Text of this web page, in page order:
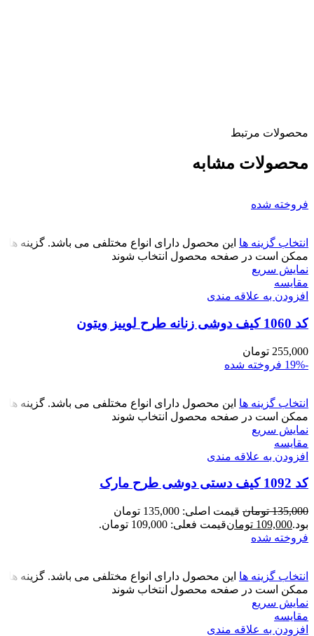
محصولات مرتبط
محصولات مشابه
فروخته شده
انتخاب گزینه ها این محصول دارای انواع مختلفی می باشد. گزینه ها
ممکن است در صفحه محصول انتخاب شوند
نمایش سریع
مقايسه
افزودن به علاقه مندی
کد 1060 کیف دوشی زنانه طرح لوییز ویتون
255,000 تومان
-19%
فروخته شده
انتخاب گزینه ها این محصول دارای انواع مختلفی می باشد. گزینه ها
ممکن است در صفحه محصول انتخاب شوند
نمایش سریع
مقايسه
افزودن به علاقه مندی
کد 1092 کیف دستی دوشی طرح مارک
135,000 تومان
قیمت اصلی: 135,000 تومان
بود.109,000 تومانقیمت فعلی: 109,000 تومان.
فروخته شده
انتخاب گزینه ها این محصول دارای انواع مختلفی می باشد. گزینه ها
ممکن است در صفحه محصول انتخاب شوند
نمایش سریع
مقايسه
افزودن به علاقه مندی